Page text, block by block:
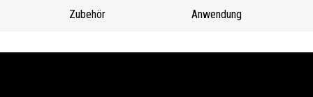
Zubehör Anwendung